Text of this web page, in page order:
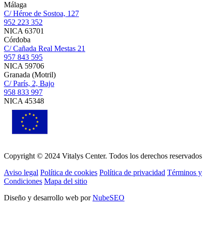
Málaga
C/ Héroe de Sostoa, 127
952 223 352
NICA 63701
Córdoba
C/ Cañada Real Mestas 21
957 843 595
NICA 59706
Granada (Motril)
C/ París, 2, Bajo
958 833 997
NICA 45348
Copyright © 2024 Vitalys Center. Todos los derechos reservados
Aviso legal Política de cookies Política de privacidad Términos y
Condiciones Mapa del sitio
Diseño y desarrollo web porNubeSEO